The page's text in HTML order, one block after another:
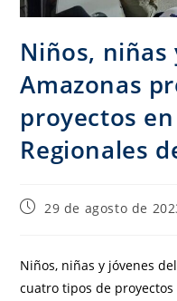
Niños, niñas
Amazonas
proyectos
Regionales
29 de agosto de
Niños, niñas y jóvenes
cuatro tipos de